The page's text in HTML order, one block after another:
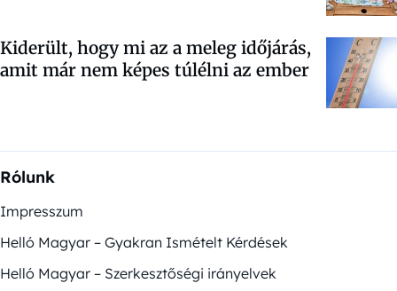
Kiderült, hogy mi az a meleg időjárás,
amit már nem képes túlélni az ember
Rólunk
Impresszum
Helló Magyar – Gyakran Ismételt Kérdések
Helló Magyar – Szerkesztőségi irányelvek